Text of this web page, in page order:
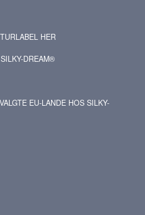
HER
DREAM®
EU-LANDE HOS SILKY-